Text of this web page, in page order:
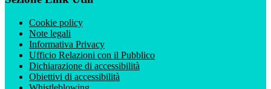
Cookie policy
Note legali
Informativa Privacy
Ufficio Relazioni con il Pubblico
Dichiarazione di accessibilità
Obiettivi di accessibilità